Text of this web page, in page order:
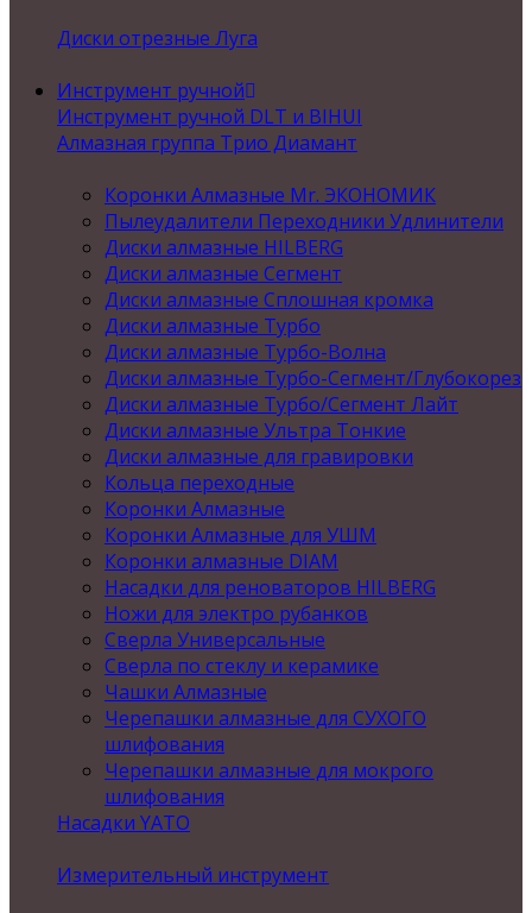
Диски отрезные Луга
Инструмент ручной
Инструмент ручной DLT и BIHUI
Алмазная группа Трио Диамант
Коронки Алмазные Mr. ЭКОНОМИК
Пылеудалители Переходники Удлинители
Диски алмазные HILBERG
Диски алмазные Сегмент
Диски алмазные Сплошная кромка
Диски алмазные Турбо
Диски алмазные Турбо-Волна
Диски алмазные Турбо-Сегмент/Глубокорез
Диски алмазные Турбо/Сегмент Лайт
Диски алмазные Ультра Тонкие
Диски алмазные для гравировки
Кольца переходные
Коронки Алмазные
Коронки Алмазные для УШМ
Коронки алмазные DIAM
Насадки для реноваторов HILBERG
Ножи для электро рубанков
Сверла Универсальные
Сверла по стеклу и керамике
Чашки Алмазные
Черепашки алмазные для СУХОГО
шлифования
Черепашки алмазные для мокрого
шлифования
Насадки YATO
Измерительный инструмент